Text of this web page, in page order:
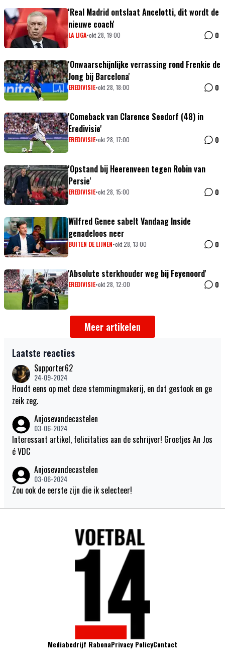
'Real Madrid ontslaat Ancelotti, dit wordt de
nieuwe coach'
LA LIGA•okt 28, 19:00 0
'Onwaarschijnlijke verrassing rond Frenkie de
Jong bij Barcelona'
EREDIVISIE•okt 28, 18:00 0
'Comeback van Clarence Seedorf (48) in
Eredivisie'
EREDIVISIE•okt 28, 17:00 0
'Opstand bij Heerenveen tegen Robin van
Persie'
EREDIVISIE•okt 28, 15:00 0
Wilfred Genee sabelt Vandaag Inside
genadeloos neer
BUITEN DE LIJNEN•okt 28, 13:00 0
'Absolute sterkhouder weg bij Feyenoord'
EREDIVISIE•okt 28, 12:00 0
Meer artikelen
Laatste reacties
Supporter62
24-09-2024
Houdt eens op met deze stemmingmakerij, en dat gestook en ge
zeik zeg.
Anjosevandecastelen
03-06-2024
Interessant artikel, felicitaties aan de schrijver! Groetjes An Jos
é VDC
Anjosevandecastelen
03-06-2024
Zou ook de eerste zijn die ik selecteer!
Mediabedrijf RabonaPrivacy PolicyContact